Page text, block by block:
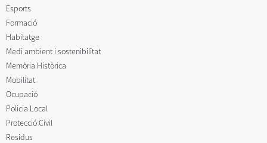
Esports
Formació
Habitatge
Medi ambient i sostenibilitat
Memòria Històrica
Mobilitat
Ocupació
Policia Local
Protecció Civil
Residus